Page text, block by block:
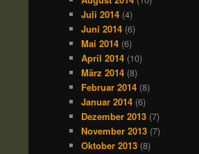
Juli 2014 (4)
Juni 2014 (6)
Mai 2014 (6)
April 2014 (10)
März 2014 (8)
Februar 2014 (8)
Januar 2014 (6)
Dezember 2013 (7)
November 2013 (7)
Oktober 2013 (8)